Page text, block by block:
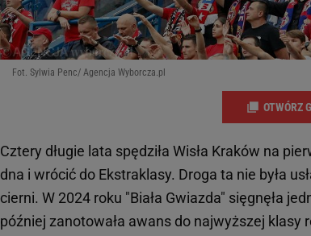
Fot. Sylwia Penc/ Agencja Wyborcza.pl
OTWÓRZ
Cztery długie lata spędziła Wisła Kraków na
dna i wrócić do Ekstraklasy. Droga ta nie była
cierni. W 2024 roku "Biała Gwiazda" sięgnęła
później zanotowała awans do najwyższej klasy